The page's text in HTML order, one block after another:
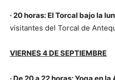
·20 horas: El Torcal bajo la
visitantes del Torcal de
VIERNES 4 DE SEPTIEMBRE